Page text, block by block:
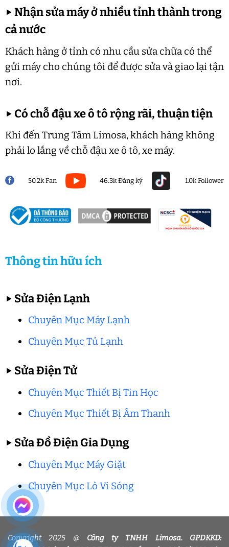
▶Nhận sửa máy ở nhiều tỉnh thành trong
cả nước
Khách hàng ở tỉnh có nhu cầu sửa chữa có thể
gửi máy cho chúng tôi để được sửa và giao lại tận
nơi.
▶ Có chỗ đậu xe ô tô rộng rãi, thuận tiện
Khi đến Trung Tâm Limosa, khách hàng không
phải lo lắng về chỗ đậu xe ô tô, xe máy.
50.2k Fan 46.3k Đăng ký 1.0k Follower
Thông tin hữu ích
▶ Sửa Điện Lạnh
Chuyên Mục Máy Lạnh
Chuyên Mục Tủ Lạnh
▶ Sửa Điện Tử
Chuyên Mục Thiết Bị Tin Học
Chuyên Mục Thiết Bị Âm Thanh
▶ Sửa Đồ Điện Gia Dụng
Chuyên Mục Máy Giặt
Chuyên Mục Lò Vi Sóng
Copyright 2025 @ Công ty TNHH Limosa. GPDKKD: